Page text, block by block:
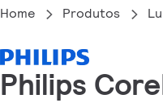
Home Produtos
Philips